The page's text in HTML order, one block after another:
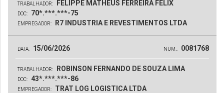
TRABALHADOR: FELIPPE MATHEUS FERREIRA FELIX
DOC: 70*.***.***-75
EMPREGADOR: R7 INDUSTRIA E REVESTIMENTOS LTDA
DATA: 15/06/2026 NUM.: 0081768
TRABALHADOR: ROBINSON FERNANDO DE SOUZA LIMA
DOC: 43*.***.***-86
EMPREGADOR: TRAT LOG LOGISTICA LTDA